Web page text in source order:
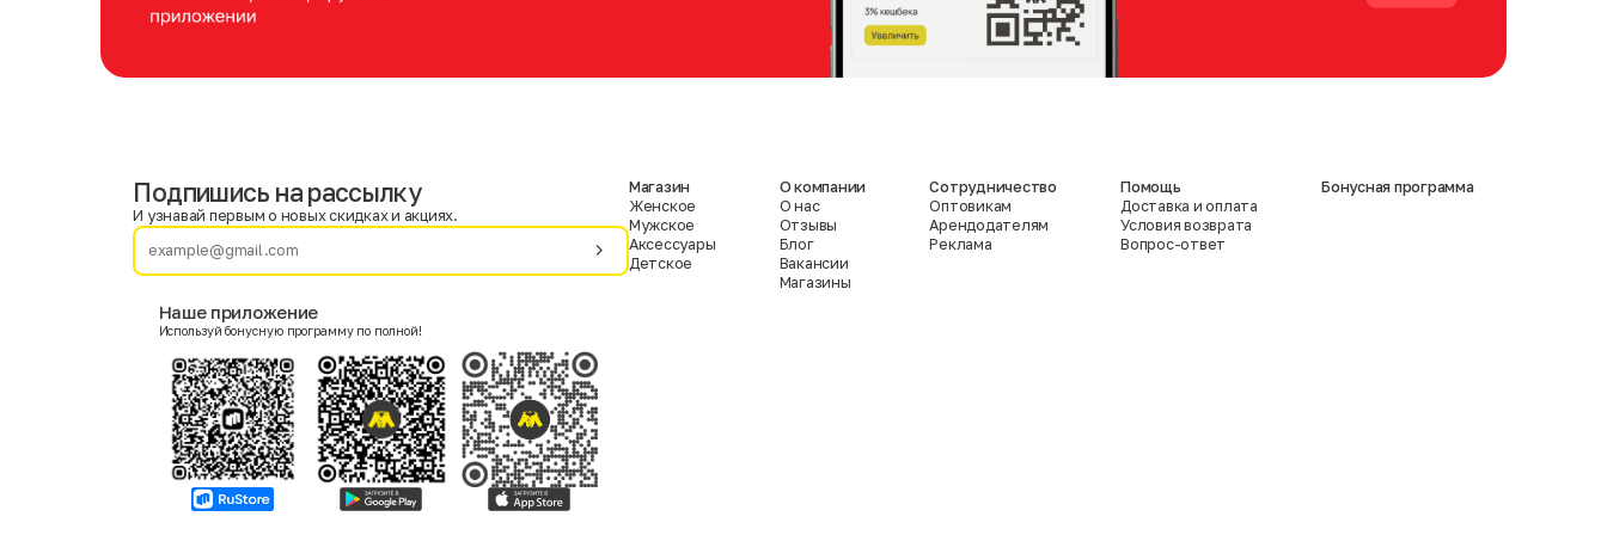
Фамилия
Женский
Согласие на получение чеков по электронной почте
Подпишись на рассылку
И узнавай первым о новых скидках и акциях.
Наше приложение
Используй бонусную программу по полной!
Магазин
Женское
Мужское
Аксессуары
Детское
О компании
О нас
Отзывы
Блог
Вакансии
Магазины
Сотрудничество
Оптовикам
Арендодателям
Реклама
Помощь
Доставка и оплата
Условия возврата
Вопрос-ответ
Бонусная программа